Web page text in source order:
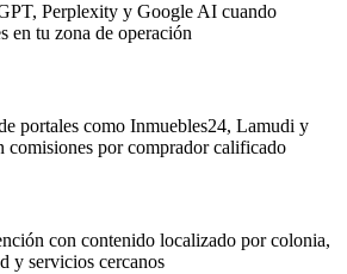
Perplexity y Google AI cuando
en tu zona de operación
portales como Inmuebles24, Lamudi y
comisiones por comprador calificado
con contenido localizado por colonia,
y servicios cercanos